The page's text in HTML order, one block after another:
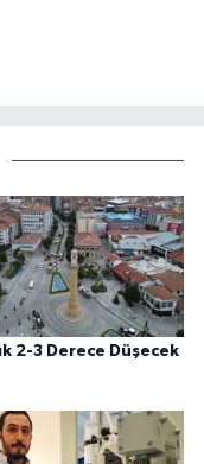
2-3 Derece Düşecek